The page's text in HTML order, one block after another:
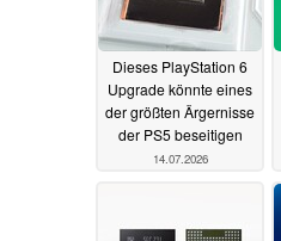
Dieses PlayStation 6
Upgrade könnte eines
der größten Ärgernisse
der PS5 beseitigen
14.07.2026